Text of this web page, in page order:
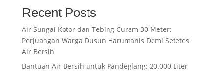
Recent Posts
Air Sungai Kotor dan Tebing Curam 30 Meter:
Perjuangan Warga Dusun Harumanis Demi Setetes
Air Bersih
Bantuan Air Bersih untuk Pandeglang: 20.000 Liter